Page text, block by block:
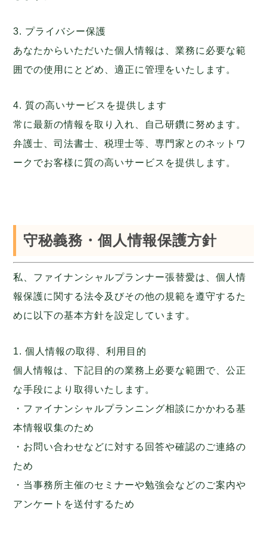
3. プライバシー保護
あなたからいただいた個人情報は、業務に必要な範
囲での使用にとどめ、適正に管理をいたします。
4. 質の高いサービスを提供します
常に最新の情報を取り入れ、自己研鑽に努めます。
弁護士、司法書士、税理士等、専門家とのネットワ
ークでお客様に質の高いサービスを提供します。
守秘義務・個人情報保護方針
私、ファイナンシャルプランナー張替愛は、個人情
報保護に関する法令及びその他の規範を遵守するた
めに以下の基本方針を設定しています。
1. 個人情報の取得、利用目的
個人情報は、下記目的の業務上必要な範囲で、公正
な手段により取得いたします。
・ファイナンシャルプランニング相談にかかわる基
本情報収集のため
・お問い合わせなどに対する回答や確認のご連絡の
ため
・当事務所主催のセミナーや勉強会などのご案内や
アンケートを送付するため